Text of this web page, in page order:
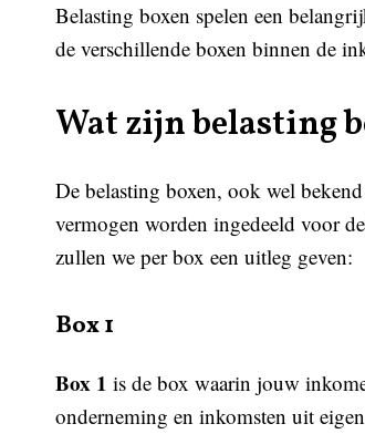
Belasting boxen spelen een
de verschillende boxen binnen de
Wat zijn belasting
De belasting boxen, ook wel
vermogen worden ingedeeld voor
zullen we per box een uitleg geven:
Box 1
Box 1 is de box waarin jouw
onderneming en inkomsten uit